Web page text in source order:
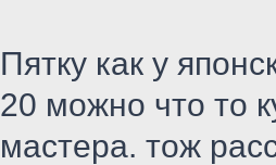
Пятку как у
20 можно что то
мастера. тож